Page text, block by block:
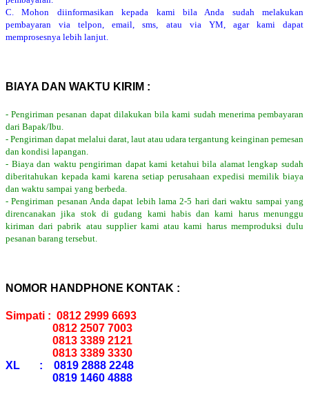
C. Mohon diinformasikan kepada kami bila Anda sudah melakukan
pembayaran via telpon, email, sms, atau via YM, agar kami dapat
memprosesnya lebih lanjut.
BIAYA DAN WAKTU KIRIM :
- Pengiriman pesanan dapat dilakukan bila kami sudah menerima pembayaran
dari Bapak/Ibu.
- Pengiriman dapat melalui darat, laut atau udara tergantung keinginan pemesan
dan kondisi lapangan.
- Biaya dan waktu pengiriman dapat kami ketahui bila alamat lengkap sudah
diberitahukan kepada kami karena setiap perusahaan expedisi memilik biaya
dan waktu sampai yang berbeda.
- Pengiriman pesanan Anda dapat lebih lama 2-5 hari dari waktu sampai yang
direncanakan jika stok di gudang kami habis dan kami harus menunggu
kiriman dari pabrik atau supplier kami atau kami harus memproduksi dulu
pesanan barang tersebut.
NOMOR HANDPHONE KONTAK :
Simpati : 0812 2999 6693
0812 2507 7003
0813 3389 2121
0813 3389 3330
XL : 0819 2888 2248
0819 1460 4888